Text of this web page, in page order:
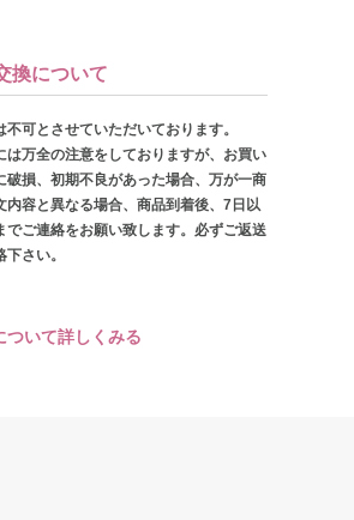
換について
不可とさせていただいております。
は万全の注意をしておりますが、お買い
破損、初期不良があった場合、万が一商
内容と異なる場合、商品到着後、7日以
でご連絡をお願い致します。必ずご返送
さい。
ついて詳しくみる